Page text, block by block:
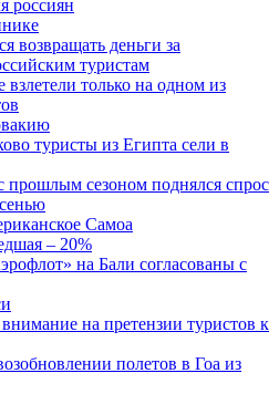
россиян
возвращать деньги за
туристам
только на одном из
туристы из Египта сели в
прошлым сезоном поднялся спрос
Самоа
– 20%
на Бали согласованы с
на претензии туристов к
полетов в Гоа из